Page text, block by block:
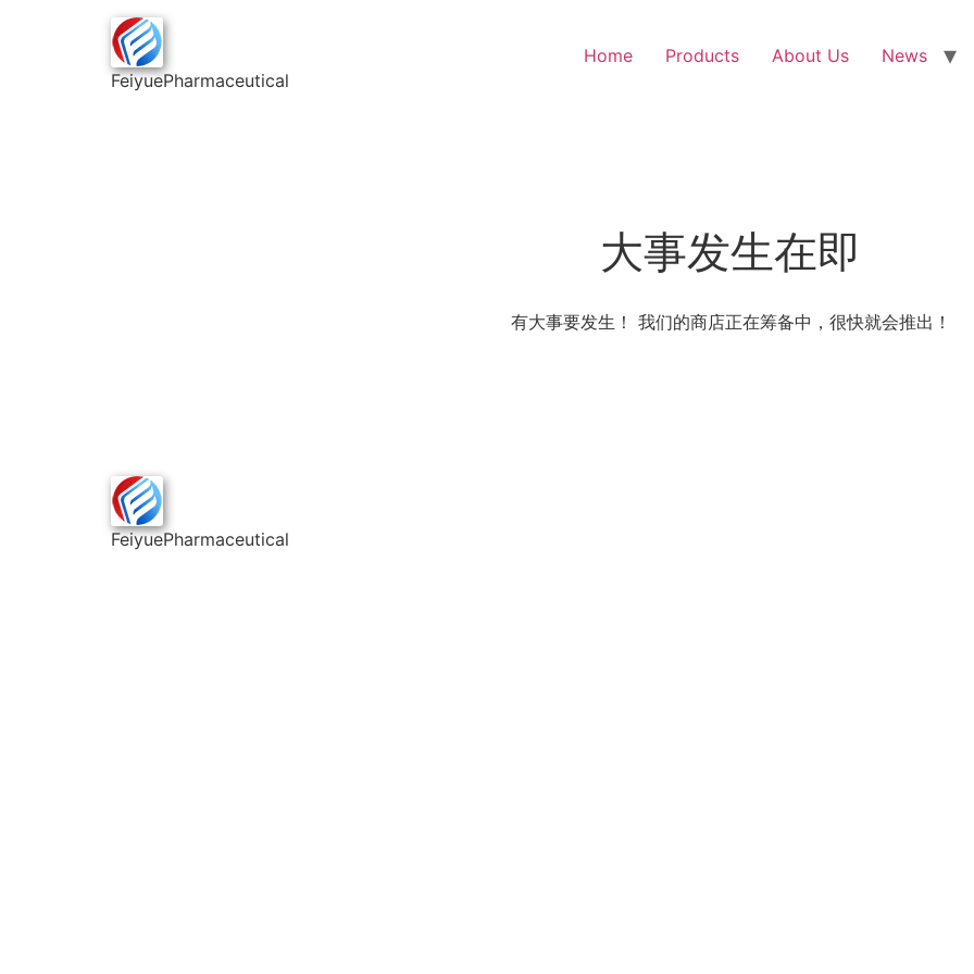
FeiyuePharmaceutical
Home Products About Us News
大事发生在即
有大事要发生！ 我们的商店正在筹备中，很快就会推出！
FeiyuePharmaceutical